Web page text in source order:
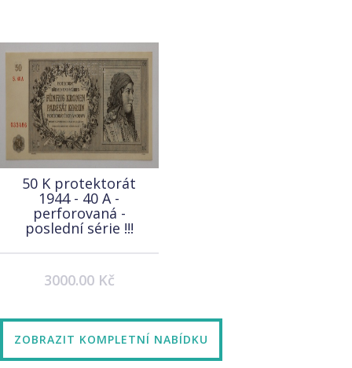
50 K protektorát
1944 - 40 A -
perforovaná -
poslední série !!!
3000.00 Kč
ZOBRAZIT KOMPLETNÍ NABÍDKU